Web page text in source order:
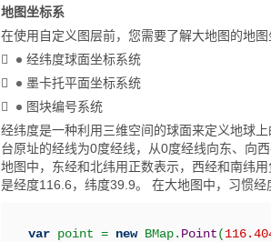
地图坐标系
在使用自定义图层前，您需要了解大地图的地图

经纬度球面坐标系统

墨卡托平面坐标系统

图块编号系统
经纬度是一种利用三维空间的球面来定义地球
台原址的经线为0度经线，从0度经线向东、向
地图中，东经和北纬用正数表示，西经和南纬
是经度116.6，纬度39.9。 在大地图中，习惯经
var point = new BMap. Point(